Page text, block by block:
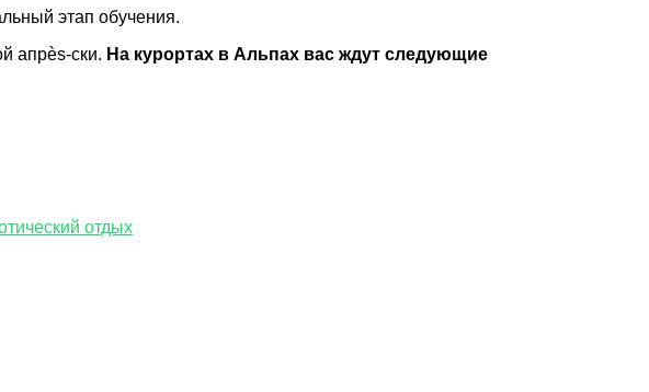
этап обучения.
апрès-ски. На курортах в Альпах вас ждут следующие
отдых